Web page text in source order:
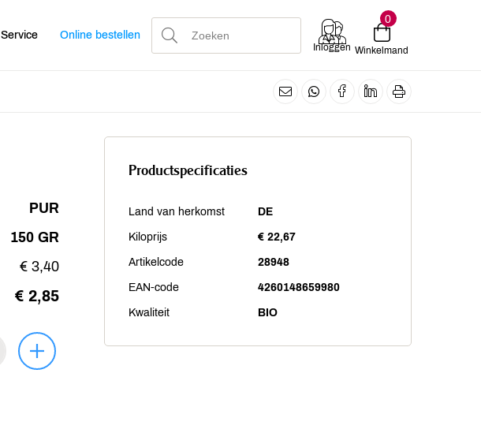
Service Online bestellen
Inloggen
0
Winkelmand
PUR
150 GR
€ 3,40
€ 2,85
Productspecificaties
Land van herkomst DE
Kiloprijs € 22,67
Artikelcode 28948
EAN-code 4260148659980
Kwaliteit BIO